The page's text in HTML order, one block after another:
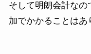
そして明朗会計なの
加でかかることはあ